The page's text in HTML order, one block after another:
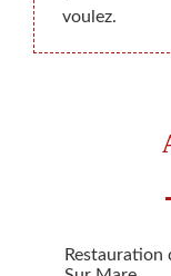
voulez.
Restauration